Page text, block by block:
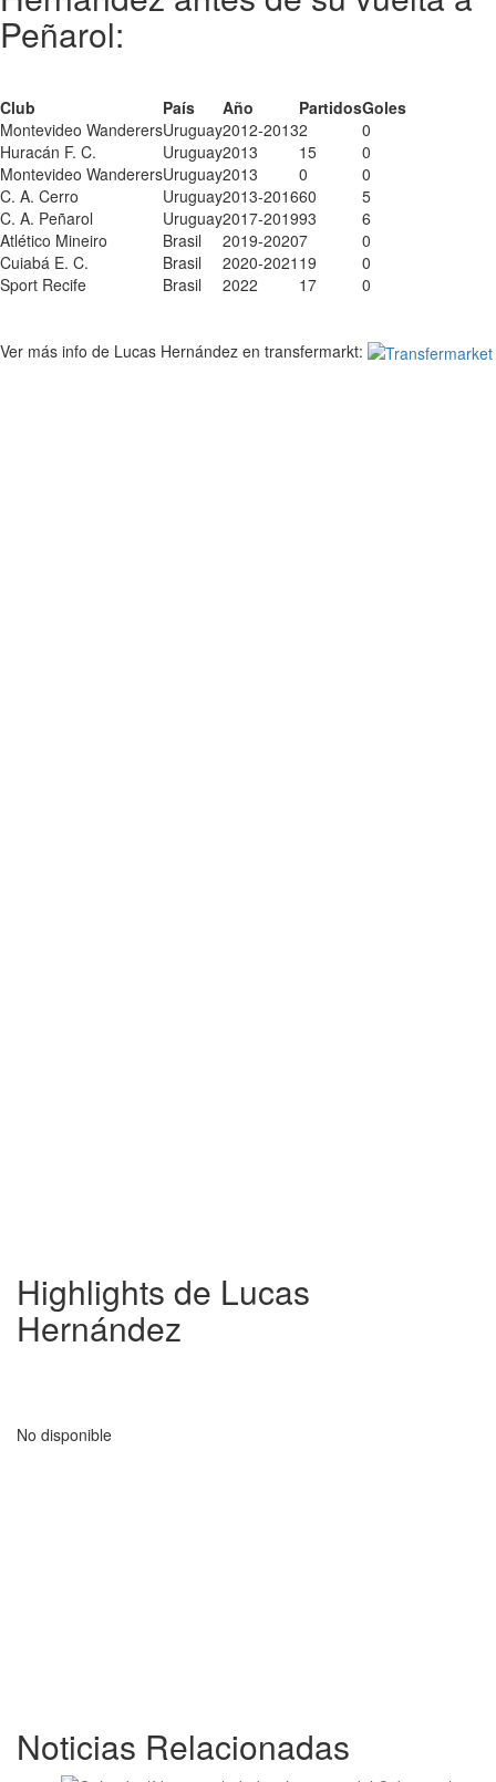
Peñarol:
Club País Año PartidosGoles
Montevideo WanderersUruguay2012-20132
0
Huracán F. C.
Uruguay2013 15
0
Montevideo WanderersUruguay2013 0
0
C. A. Cerro
Uruguay2013-201660
5
C. A. Peñarol
Uruguay2017-201993
6
Atlético Mineiro
Brasil 2019-20207
0
Cuiabá E. C.
Brasil 2020-2021 19
0
Sport Recife
Brasil 2022 17 0
Ver más info de Lucas Hernández en transfermarkt:
Highlights de Lucas
Hernández
No disponible
Noticias Relacionadas